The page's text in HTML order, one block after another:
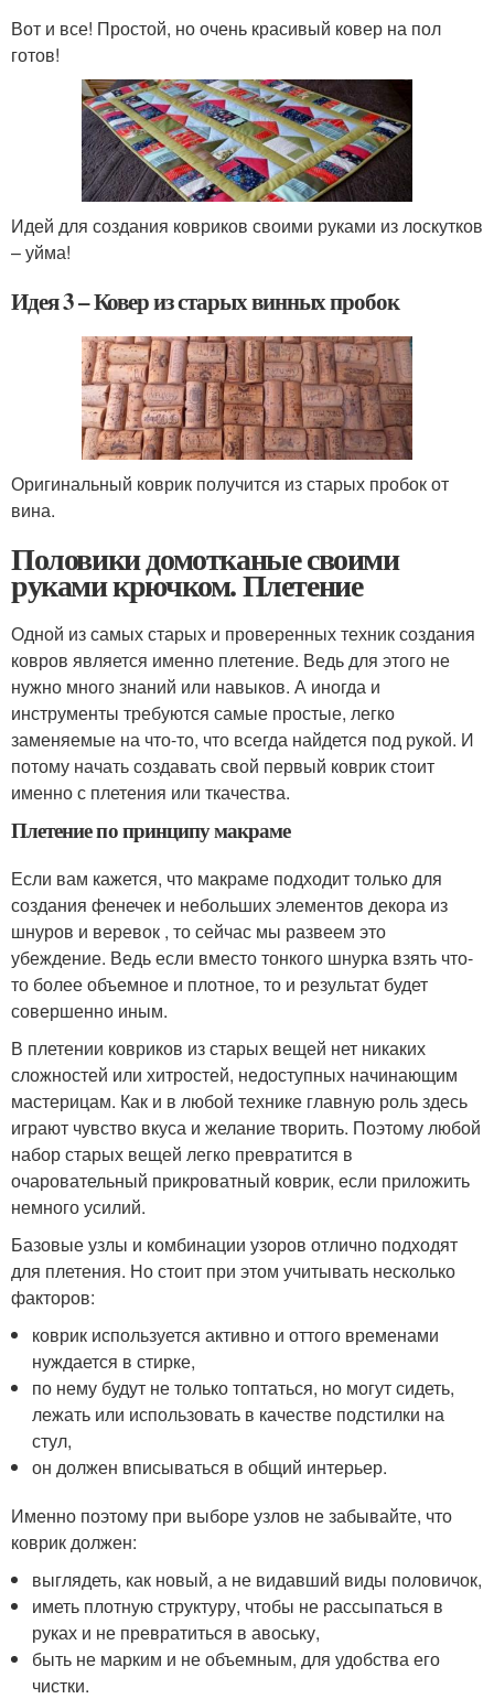
Вот и все! Простой, но очень красивый ковер на пол
готов!
Идей для создания ковриков своими руками из лоскутков
– уйма!
Идея 3 – Ковер из старых винных пробок
Оригинальный коврик получится из старых пробок от
вина.
Половики домотканые своими
руками крючком. Плетение
Одной из самых старых и проверенных техник создания
ковров является именно плетение. Ведь для этого не
нужно много знаний или навыков. А иногда и
инструменты требуются самые простые, легко
заменяемые на что-то, что всегда найдется под рукой. И
потому начать создавать свой первый коврик стоит
именно с плетения или ткачества.
Плетение по принципу макраме
Если вам кажется, что макраме подходит только для
создания фенечек и небольших элементов декора из
шнуров и веревок , то сейчас мы развеем это
убеждение. Ведь если вместо тонкого шнурка взять что-
то более объемное и плотное, то и результат будет
совершенно иным.
В плетении ковриков из старых вещей нет никаких
сложностей или хитростей, недоступных начинающим
мастерицам. Как и в любой технике главную роль здесь
играют чувство вкуса и желание творить. Поэтому любой
набор старых вещей легко превратится в
очаровательный прикроватный коврик, если приложить
немного усилий.
Базовые узлы и комбинации узоров отлично подходят
для плетения. Но стоит при этом учитывать несколько
факторов:
коврик используется активно и оттого временами
нуждается в стирке,
по нему будут не только топтаться, но могут сидеть,
лежать или использовать в качестве подстилки на
стул,
он должен вписываться в общий интерьер.
Именно поэтому при выборе узлов не забывайте, что
коврик должен:
выглядеть, как новый, а не видавший виды половичок,
иметь плотную структуру, чтобы не рассыпаться в
руках и не превратиться в авоську,
быть не марким и не объемным, для удобства его
чистки.